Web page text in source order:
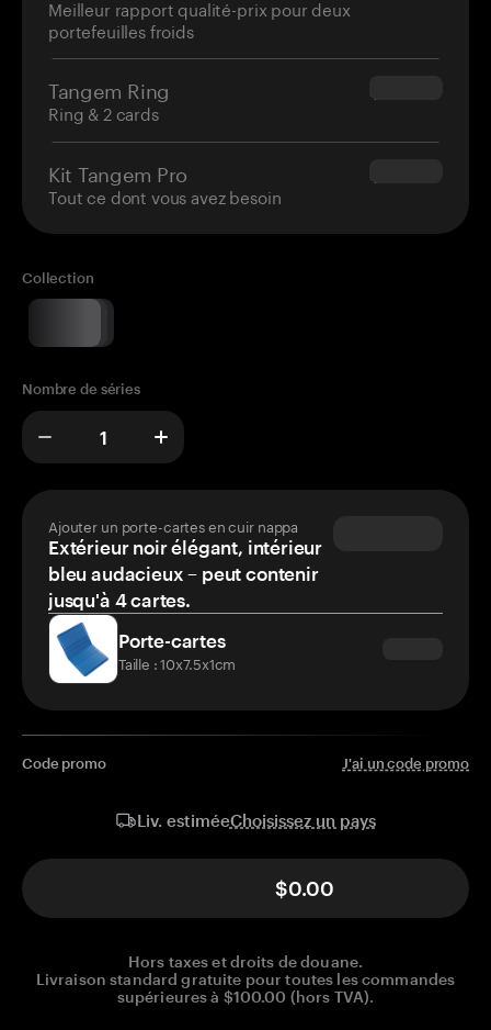
Meilleur rapport qualité-prix pour deux
portefeuilles froids
Tangem Ring
Ring & 2 cards
$160.00
Kit Tangem Pro
Tout ce dont vous avez besoin
$180.00
Collection
Nombre de séries
Ajouter un porte-cartes en cuir nappa
Extérieur noir élégant, intérieur
bleu audacieux – peut contenir
jusqu'à 4 cartes.
Porte-cartes
Taille : 10x7.5x1cm
Code promo J'ai un code promo
Liv. estiméeChoisissez un pays
$0.00
Hors taxes et droits de douane.
Livraison standard gratuite pour toutes les commandes
supérieures à $100.00 (hors TVA).